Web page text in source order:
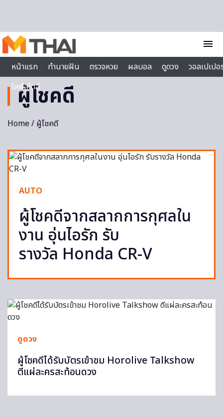
menu
หน้าแรก
ทำนายฝัน ตรวจหวย ผลบอล ดูดวง
วอลเปเป
ไลฟ์สไตล์
ผู้โชคดี
Home/ ผู้โชคดี
AUTO
ผู้โชคดีจากสลากการกุศลใน
งาน อุ่นไอรัก รับ
รางวัล Honda CR-V
ดูดวง
ผู้โชคดีได้รับบัตรเข้าชม Horolive Talkshow
ตีแผ่ละครสะท้อนดวง